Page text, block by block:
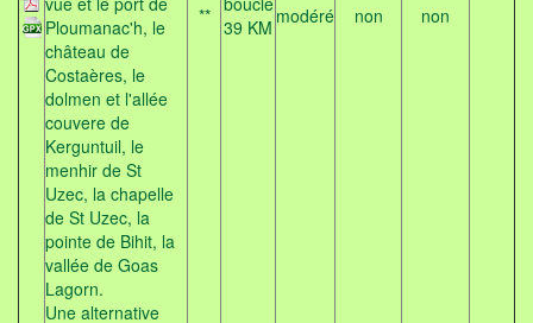
Ploumanac'h, le
château de
Costaères, le
dolmen et l'allée
couvere de
Kerguntuil, le
menhir de St
Uzec, la chapelle
de St Uzec, la
pointe de Bihit, la
vallée de Goas
Lagorn.
Une alternative
** 39 KM modéré non non